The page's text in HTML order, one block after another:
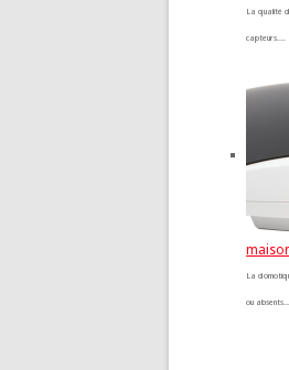
La qualité
capteurs....
La
ou absents....